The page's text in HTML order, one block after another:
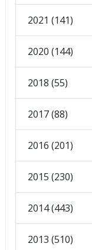
2021 (141)
2020 (144)
2018 (55)
2017 (88)
2016 (201)
2015 (230)
2014 (443)
2013 (510)